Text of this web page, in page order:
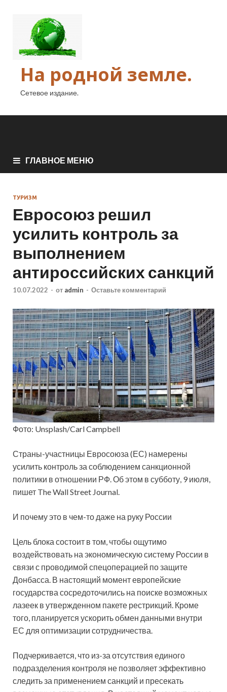
На родной земле.
Сетевое издание.
ГЛАВНОЕ МЕНЮ
ТУРИЗМ
Евросоюз решил
усилить контроль за
выполнением
антироссийских санкций
10.07.2022 - от admin - Оставьте комментарий
Фото: Unsplash/Carl Campbell
Страны-участницы Евросоюза (ЕС) намерены
усилить контроль за соблюдением санкционной
политики в отношении РФ. Об этом в субботу, 9 июля,
пишет The Wall Street Journal.
И почему это в чем-то даже на руку России
Цель блока состоит в том, чтобы ощутимо
воздействовать на экономическую систему России в
связи с проводимой спецоперацией по защите
Донбасса. В настоящий момент европейские
государства сосредоточились на поиске возможных
лазеек в утвержденном пакете рестрикций. Кроме
того, планируется ускорить обмен данными внутри
ЕС для оптимизации сотрудничества.
Подчеркивается, что из-за отсутствия единого
подразделения контроля не позволяет эффективно
следить за применением санкций и пресекать